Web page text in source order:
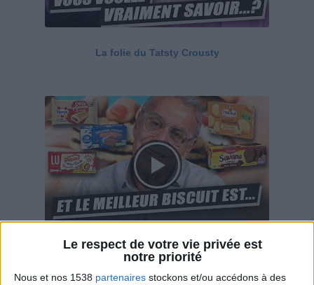
Le respect de votre vie privée est
notre priorité
Nous et nos 1538 partenaires stockons et/ou accédons à des
La folie du Tatsty Crousty
Savane, LU, Pepito, Harrys... Que valent vraiment
ces gâteaux ?